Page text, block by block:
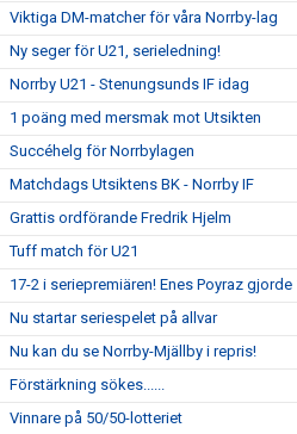
Viktiga DM-matcher för våra Norrby-lag
Ny seger för U21, serieledning!
Norrby U21 - Stenungsunds IF idag
1 poäng med mersmak mot Utsikten
Succéhelg för Norrbylagen
Matchdags Utsiktens BK - Norrby IF
Grattis ordförande Fredrik Hjelm
Tuff match för U21
17-2 i seriepremiären! Enes Poyraz gjorde
Nu startar seriespelet på allvar
Nu kan du se Norrby-Mjällby i repris!
Förstärkning sökes......
Vinnare på 50/50-lotteriet